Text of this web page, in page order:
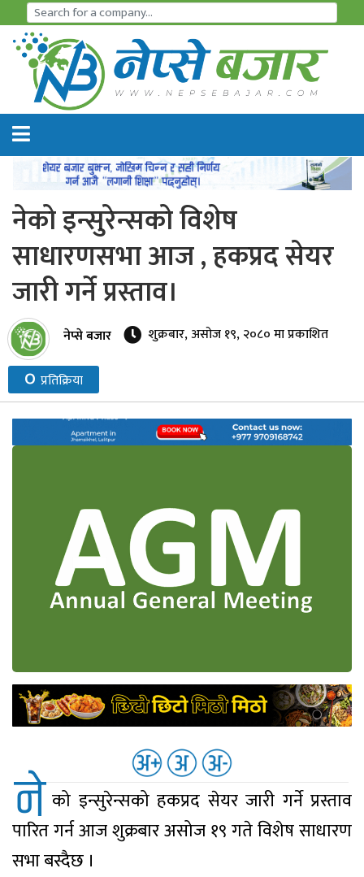
समाचार
अर्थतन्त्र
शेयर
बजार
आइ
पि
ओ
हाइड्रो
पावर
नेप्से
प्रमुख
नेको इन्सुरेन्सको विशेष
साधारणसभा आज , हकप्रद सेयर
जारी गर्ने प्रस्ताव।
नेप्से बजार शुक्रबार, असोज १९, २०८० मा प्रकाशित
० प्रतिक्रिया
ने को इन्सुरेन्सको हकप्रद सेयर जारी गर्ने प्रस्ताव
पारित गर्न आज शुक्रबार असोज १९ गते विशेष साधारण
सभा बस्दैछ ।